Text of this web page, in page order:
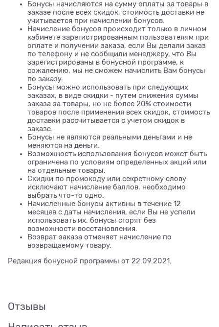
Бонусы начисляются на сумму оплаты за товары в
заказе после всех скидок, стоимость доставки не
учитывается при начислении бонусов.
Начисление бонусов происходит только в личном
кабинете зарегистрированным пользователям при
оплате и получении заказа, если Вы делали заказ
по телефону и не сообщили менеджеру, что Вы
зарегистрированы в бонусной программе, к
сожалению, мы не сможем начислить Вам бонусы
по заказу.
Бонусы можно использовать при следующих
заказах, в виде скидки - путем снижения суммы
заказа за товары, но не более 20% стоимости
товаров после применения всех скидок, стоимость
доставки рассчитывается с учетом скидок в
заказе.
Бонусы не являются реальными деньгами и не
меняются на деньги.
Возможность использования бонусов может быть
ограничена по условиям определенных акций или
на отдельные товары.
Скидки по промокоду или секретному слову
исключают начисление баллов, необходимо
выбрать что-то одно.
Начисленные бонусы активны в течение 12
месяцев с даты начисления, если Вы не успели
использовать их, бонусы сгорят без
возможности восстановления.
Возврат заказа отменяет начисление по
возвращаемому товару.
Редакция бонусной программы от 22.09.2021.
Отзывы